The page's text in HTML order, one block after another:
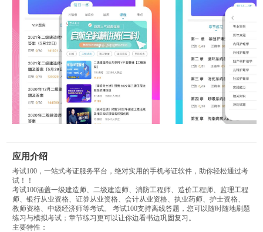
应用介绍
考试100，一站式考证服务平台，绝对实用的手机考证软件，助你轻松通过考
试！！
考试100涵盖一级建造师、二级建造师、消防工程师、造价工程师、监理工程
师、银行从业资格、证券从业资格、会计从业资格、执业药师、护士资格、
教师资格、中级经济师等考试。 考试100支持离线答题，您可以随时随地刷题
练习与模拟考试；章节练习更可以让你边看书边巩固复习。
主要特性：